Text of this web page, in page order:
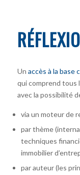
Un accès à la base
qui comprend tous
avec la possibilité
via un moteur de
par thème
techniques
immobilier
par auteur (les